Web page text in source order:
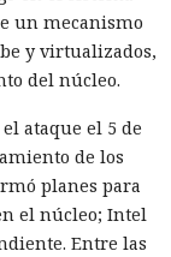
un mecanismo
y virtualizados,
del núcleo.
ataque el 5 de
de los
planes para
el núcleo; Intel
Entre las